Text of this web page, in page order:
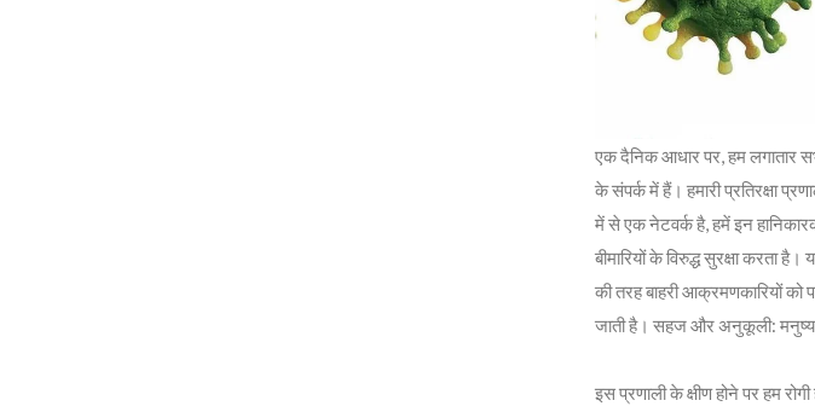
एक दैनिक आधार पर, हम लगातार
के संपर्क में हैं। हमारी प्रतिरक्षा
में से एक नेटवर्क है, हमें इन
बीमारियों के विरुद्ध सुरक्षा करता
की तरह बाहरी आक्रमणकारियों को
जाती है। सहज और अनुकूली: मनुष्य
इस प्रणाली के क्षीण होने पर हम